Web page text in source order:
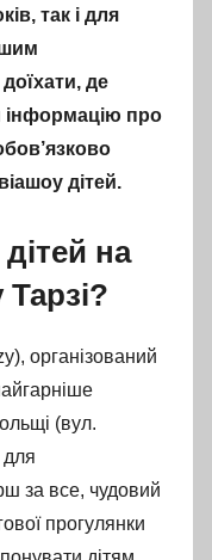
так і для
де
інформацію про
дітей.
на
організований
(вул.
за все, чудовий
прогулянки